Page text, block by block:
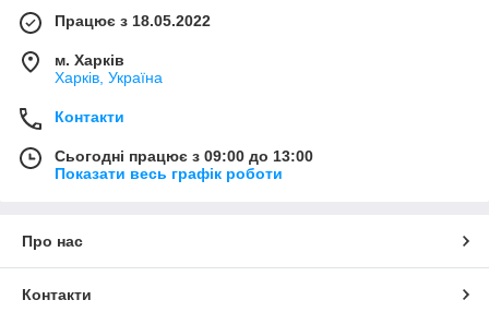
Працює з 18.05.2022
м. Харків
Харків, Україна
Контакти
Сьогодні працює з 09:00 до 13:00
Показати весь графік роботи
Про нас
Контакти